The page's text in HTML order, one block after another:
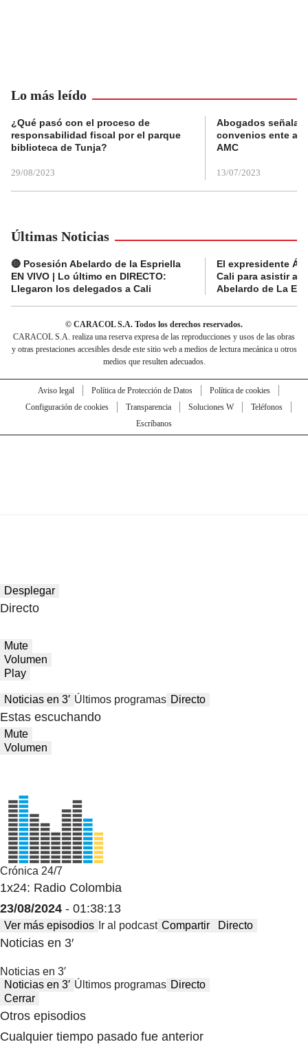
Lo más leído
¿Qué pasó con el proceso de
responsabilidad fiscal por el parque
biblioteca de Tunja?
29/08/2023
Abogados
convenios ente
AMC
13/07/2023
Últimas Noticias
🔴 Posesión Abelardo de la Espriella
EN VIVO | Lo último en DIRECTO:
Llegaron los delegados a Cali
El expresidente
Cali para asistir a
Abelardo de La
© CARACOL S.A. Todos los derechos reservados.
CARACOL S.A. realiza una reserva expresa de las reproducciones y usos de las obras
y otras prestaciones accesibles desde este sitio web a medios de lectura mecánica u otros
medios que resulten adecuados.
Aviso legal Política de Protección de Datos
Política de cookies
Configuración de cookies
Transparencia Soluciones W
Teléfonos
Escríbanos
Desplegar
Directo
Mute
Volumen
Play
Noticias en 3′ Últimos programas Directo
Estas escuchando
Mute
Volumen
Crónica 24/7
1x24: Radio Colombia
23/08/2024 - 01:38:13
Ver más episodios Ir al podcast Compartir Directo
Noticias en 3′
Noticias en 3′
Noticias en 3′ Últimos programas Directo
Cerrar
Otros episodios
Cualquier tiempo pasado fue anterior